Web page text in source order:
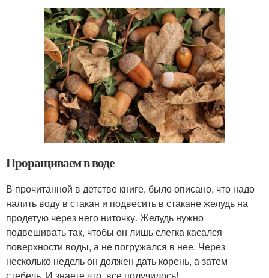
Проращиваем в воде
В прочитанной в детстве книге, было описано, что надо
налить воду в стакан и подвесить в стакане желудь на
продетую через него ниточку. Желудь нужно
подвешивать так, чтобы он лишь слегка касался
поверхности воды, а не погружался в нее. Через
несколько недель он должен дать корень, а затем